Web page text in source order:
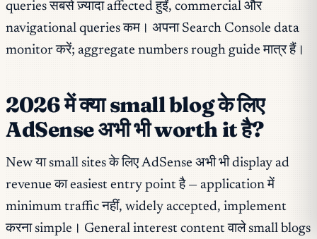
queries सबसे ज़्यादा affected हुईं, commercial और
navigational queries कम। अपना Search Console data
monitor करें; aggregate numbers rough guide मात्र हैं।
2026 में क्या small blog के लिए
AdSense अभी भी worth it है?
New या small sites के लिए AdSense अभी भी display ad
revenue का easiest entry point है — application में
minimum traffic नहीं, widely accepted, implement
करना simple। General interest content वाले small blogs